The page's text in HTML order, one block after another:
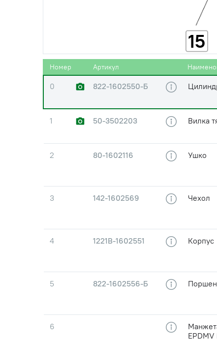
15
Номер Артикул
0 822-1602550-Б
1 50-3502203 Вилка
2 80-1602116 Ушко
3 142-1602569 Чехол
4 1221В-1602551 Корпус
5 822-1602556-Б
6
EPDMV